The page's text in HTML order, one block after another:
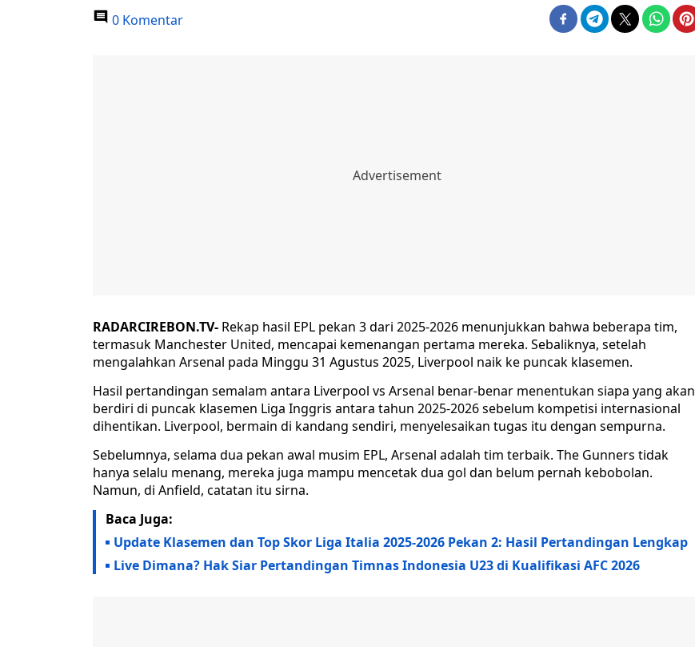
0 Komentar
RADARCIREBON.TV- Rekap hasil EPL pekan 3 dari 2025-2026 menunjukkan bahwa beberapa tim,
termasuk Manchester United, mencapai kemenangan pertama mereka. Sebaliknya, setelah
mengalahkan Arsenal pada Minggu 31 Agustus 2025, Liverpool naik ke puncak klasemen.
Hasil pertandingan semalam antara Liverpool vs Arsenal benar-benar menentukan siapa yang akan
berdiri di puncak klasemen Liga Inggris antara tahun 2025-2026 sebelum kompetisi internasional
dihentikan. Liverpool, bermain di kandang sendiri, menyelesaikan tugas itu dengan sempurna.
Sebelumnya, selama dua pekan awal musim EPL, Arsenal adalah tim terbaik. The Gunners tidak
hanya selalu menang, mereka juga mampu mencetak dua gol dan belum pernah kebobolan.
Namun, di Anfield, catatan itu sirna.
Baca Juga:
Update Klasemen dan Top Skor Liga Italia 2025-2026 Pekan 2: Hasil Pertandingan Lengkap
Live Dimana? Hak Siar Pertandingan Timnas Indonesia U23 di Kualifikasi AFC 2026